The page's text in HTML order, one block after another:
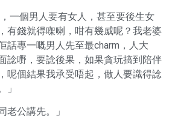
一個男人要有女人，甚至要後生女
有錢就得㗎喇，咁有幾威呢？我老婆
話專一嘅男人先至最charm，人大
諗嘢，要諗後果，如果貪玩搞到陪伴
呢個結果我承受唔起，做人要識得諗
」
老公講先。」